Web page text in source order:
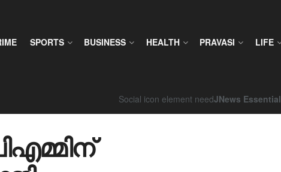
SPORTS BUSINESS HEALTH PRAVASI LIFE
Social icon element needJNews Essential